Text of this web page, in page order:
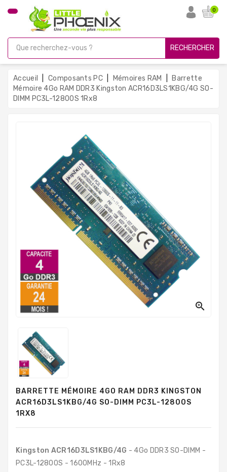
CATÉGORIE
Gamer
Unités
Centrales
Reconditionnées
Mesure
Tout-
Mémoires
RAM
Durs
Composants
PC
Composants
PC
0
RECHERCHER
Accueil Composants PC Mémoires RAM
Barrette
Mémoire 4Go RAM DDR3 Kingston ACR16D3LS1KBG/4G SO-
DIMM PC3L-12800S 1Rx8

BARRETTE MÉMOIRE 4GO RAM DDR3 KINGSTON
ACR16D3LS1KBG/4G SO-DIMM PC3L-12800S
1RX8
Kingston ACR16D3LS1KBG/4G - 4Go DDR3 SO-DIMM -
PC3L-12800S - 1600MHz - 1Rx8